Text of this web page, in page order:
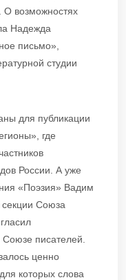
О возможностях
Надежда
письмо»,
студии
для публикации
где
России. А уже
«Поэзия» Вадим
секции Союза
писателей.
ценно
которых слова